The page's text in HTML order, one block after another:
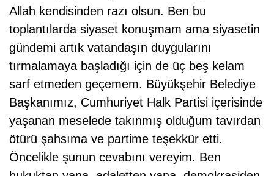
Allah kendisinden razı olsun. Ben bu
toplantılarda siyaset konuşmam ama siyasetin
gündemi artık vatandaşın duygularını
tırmalamaya başladığı için de üç beş kelam
sarf etmeden geçemem. Büyükşehir Belediye
Başkanımız, Cumhuriyet Halk Partisi içerisinde
yaşanan meselede takınmış olduğum tavırdan
ötürü şahsıma ve partime teşekkür etti.
Öncelikle şunun cevabını vereyim. Ben